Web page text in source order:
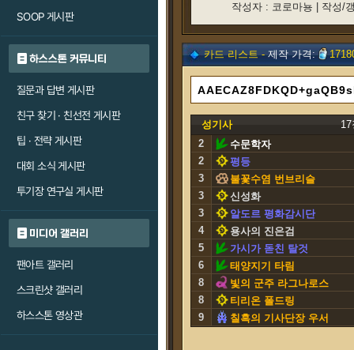
SOOP 게시판
하스스톤 커뮤니티
질문과 답변 게시판
친구 찾기 · 친선전 게시판
팁 · 전략 게시판
대회 소식 게시판
투기장 연구실 게시판
미디어 갤러리
팬아트 갤러리
스크린샷 갤러리
하스스톤 영상관
작성자 : 코로마뇽 | 작성/
카드 리스트 -제작 가격:
성기사
17
2
수문학자
2
평등
3
불꽃수염 번브리슬
3
신성화
3
알도르 평화감시단
4
용사의 진은검
5
가시가 돋친 탈것
6
태양지기 타림
8
빛의 군주 라그나로스
8
티리온 폴드링
9
칠흑의 기사단장 우서